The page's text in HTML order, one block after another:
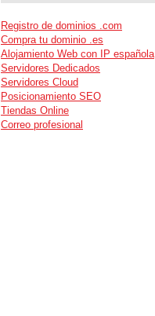
Registro de dominios .com
Compra tu dominio .es
Alojamiento Web con IP española
Servidores Dedicados
Servidores Cloud
Posicionamiento SEO
Tiendas Online
Correo profesional